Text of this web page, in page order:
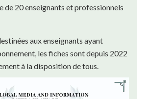
de 20 enseignants et professionnels
aux enseignants ayant
les fiches sont depuis 2022
à la disposition de tous.